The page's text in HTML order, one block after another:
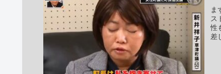
ま
ス
性
差